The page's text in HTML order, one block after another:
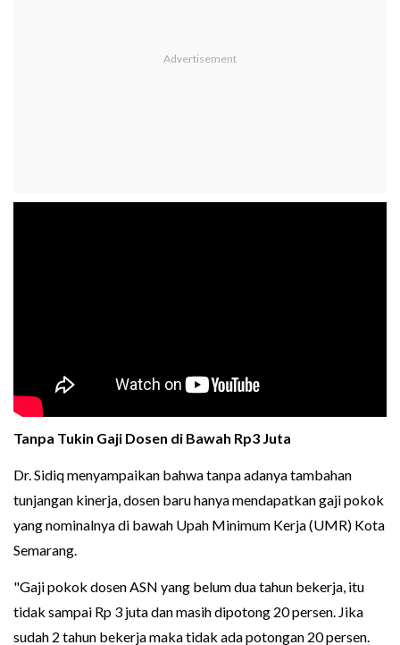
Tanpa Tukin Gaji Dosen di Bawah Rp3 Juta
Dr. Sidiq menyampaikan bahwa tanpa adanya tambahan
tunjangan kinerja, dosen baru hanya mendapatkan gaji pokok
yang nominalnya di bawah Upah Minimum Kerja (UMR) Kota
Semarang.
"Gaji pokok dosen ASN yang belum dua tahun bekerja, itu
tidak sampai Rp 3 juta dan masih dipotong 20 persen. Jika
sudah 2 tahun bekerja maka tidak ada potongan 20 persen.